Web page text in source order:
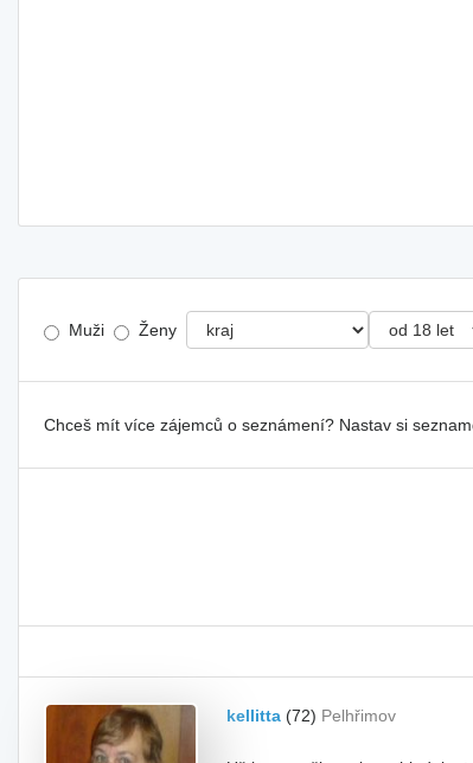
Muži Ženy
Chceš mít více zájemců o seznámení? Nastav si
kellitta (72) Pelhřimov